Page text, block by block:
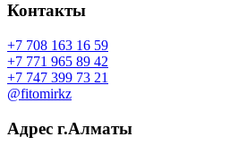
Контакты
+7 708 163 16 59
+7 771 965 89 42
+7 747 399 73 21
@fitomirkz
Адрес г.Алматы